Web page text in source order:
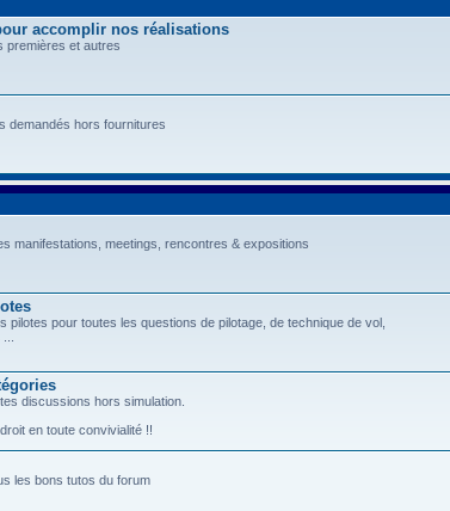
accomplir nos réalisations
premières et autres
demandés hors fournitures
manifestations, meetings, rencontres & expositions
pilotes pour toutes les questions de pilotage, de technique de vol,
discussions hors simulation.
en toute convivialité !!
les bons tutos du forum